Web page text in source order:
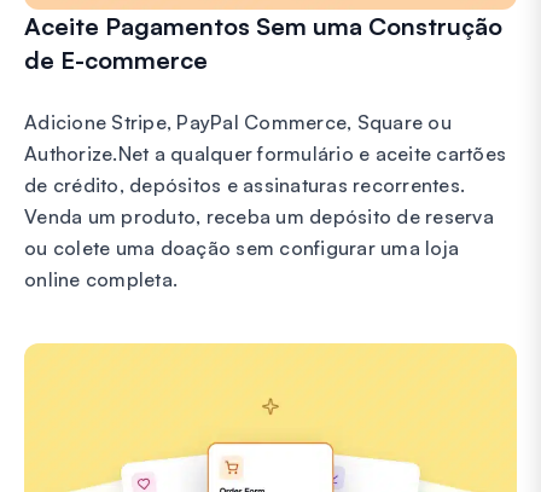
Aceite Pagamentos Sem uma Construção
de E-commerce
Adicione Stripe, PayPal Commerce, Square ou
Authorize.Net a qualquer formulário e aceite cartões
de crédito, depósitos e assinaturas recorrentes.
Venda um produto, receba um depósito de reserva
ou colete uma doação sem configurar uma loja
online completa.